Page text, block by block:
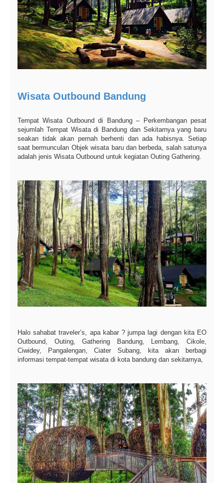
Wisata Outbound Bandung
Tempat Wisata Outbound di Bandung – Perkembangan pesat
sejumlah Tempat Wisata di Bandung dan Sekitarnya yang baru
seakan tidak akan pernah berhenti dan ada habisnya. Setiap
saat bermunculan Objek wisata baru dan berbeda, salah satunya
adalah jenis Wisata Outbound untuk kegiatan Outing Gathering.
Halo sahabat traveler’s, apa kabar ? jumpa lagi dengan kita EO
Outbound, Outing, Gathering Bandung, Lembang, Cikole,
Ciwidey, Pangalengan, Ciater Subang, kita akan berbagi
informasi tempat-tempat wisata di kota bandung dan sekitarnya,